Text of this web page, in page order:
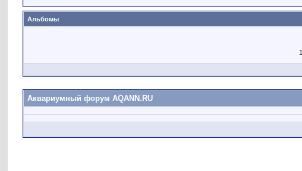
Альбомы
Аквариумный форум AQANN.RU